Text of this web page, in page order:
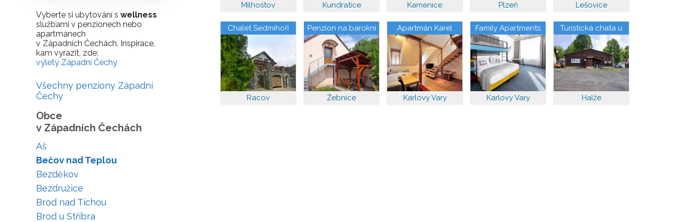
Milhostov Kundratice Kamenice Plzeň Lešovice
Chalet Sedmihoří
Racov
Penzion na barokní
cestě
Žebnice
Apartmán Karel
Karlovy Vary
Family Apartments
by ASTORIA Hotel
Karlovy Vary
Turistická chata u
Planety
Halže
Vyberte si ubytování s wellness
službami v penzionech nebo
apartmánech
v Západních Čechách. Inspirace,
kam vyrazit, zde:
výlety Západní Čechy
Všechny penziony Západní
Čechy
Obce
v Západních Čechách
Aš
Bečov nad Teplou
Bezděkov
Bezdružice
Brod nad Tichou
Brod u Stříbra